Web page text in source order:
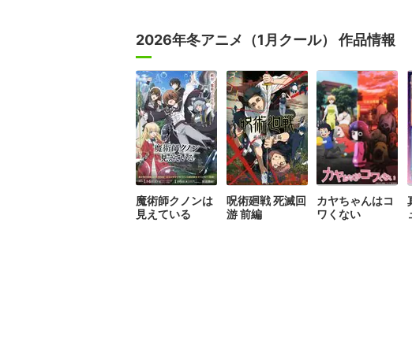
ろが、出発から数日目にして裏切りに遭い、金も
ラフタリアを使役し、波に、世界に、立ち向か
の絶望的状況を打破することはできるのか、す
の成り上がりファンタジーだ。
2026年冬アニメ（1月クール） 作品情報
魔術師クノンは
見えている
呪術廻戦 死滅回
游 前編
カヤちゃんはコ
ワくない